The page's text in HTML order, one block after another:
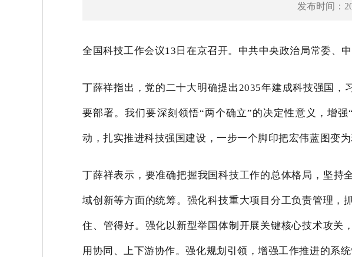
发布时间：
全国科技工作会议13日在京召开。中共中央政治局常委、
丁薛祥指出，党的二十大明确提出2035年建成科技强国
要部署。我们要深刻领悟“两个确立”的决定性意义，增
动，扎实推进科技强国建设，一步一个脚印把宏伟蓝图变为
丁薛祥表示，要准确把握我国科技工作的总体格局，坚持
域创新等方面的统筹。强化科技重大项目分工负责管理，
住、管得好。强化以新型举国体制开展关键核心技术攻关
用协同、上下游协作。强化规划引领，增强工作推进的系统